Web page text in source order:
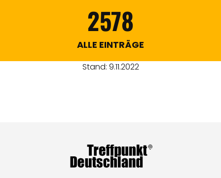
2578
ALLE EINTRÄGE
Stand: 9.11.2022